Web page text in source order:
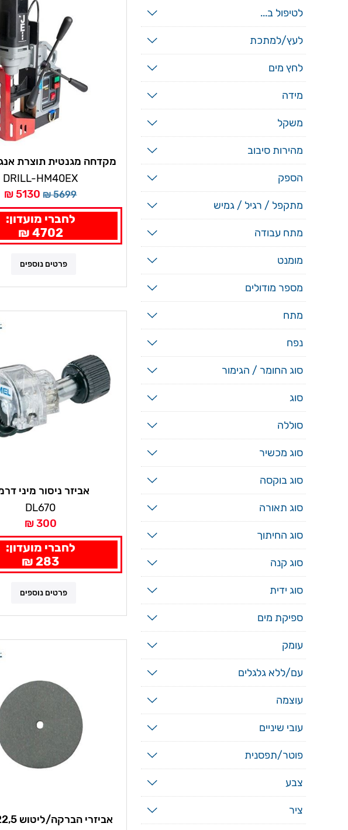
מנוע 1100W
DRILL-HM40EX
5699 ₪
5130 ₪
לחברי מועדון:
4702 ₪
פרטים נוספים
אביזר ניסור מיני
DL670
300 ₪
לחברי מועדון:
283 ₪
פרטים נוספים
אביזרי הברקה/ליטוש 22,5 דרמל
לטיפול ב...
לעץ/למתכת
לחץ מים
מידה
משקל
מהירות סיבוב
הספק
מתקפל / רגיל / גמיש
מתח עבודה
מומנט
מספר מודולים
מתח
נפח
סוג החומר / הגימור
סוג
סוללה
סוג מכשיר
סוג בוקסה
סוג תאורה
סוג החיתוך
סוג קנה
סוג ידית
ספיקת מים
עומק
עם/ללא גלגלים
עוצמה
עובי שיניים
פוטר/תפסנית
צבע
ציר